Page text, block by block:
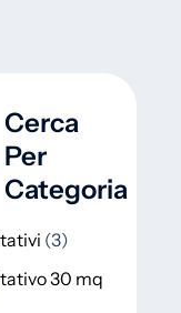
Cerca
Per
Categoria
3
30 mq